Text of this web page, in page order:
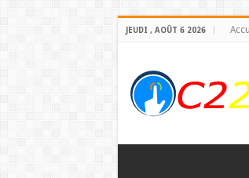
JEUDI , AOÛT 6 2026